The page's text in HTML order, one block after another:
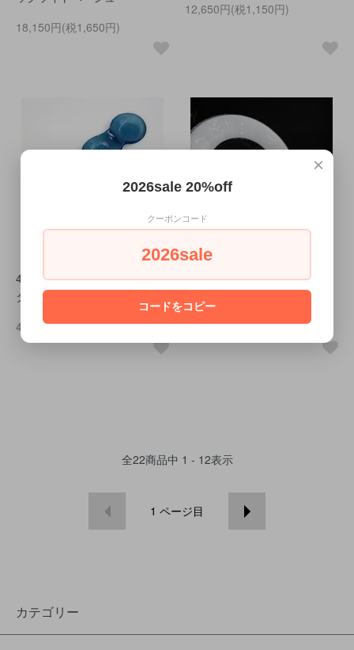
18,150円(税1,650円)
12,650円(税1,150円)
4連アミューズボウル ウォー
ターブルー
4,950円(税450円)
フラットリムボウル ホワイ
トリム+ホワイトチップ20
12,100円(税1,100円)
全22商品中 1 - 12表示
1 ページ目
カテゴリー
×
2026sale 20%off
クーポンコード
2026sale
コードをコピー